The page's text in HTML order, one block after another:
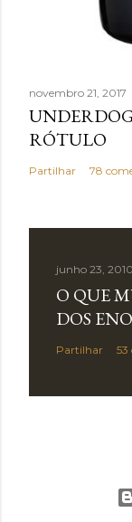
novembro 21, 2017
RÓTULO
Partilhar 78
junho 23, 2010
O QUE
DOS
Partilhar 53